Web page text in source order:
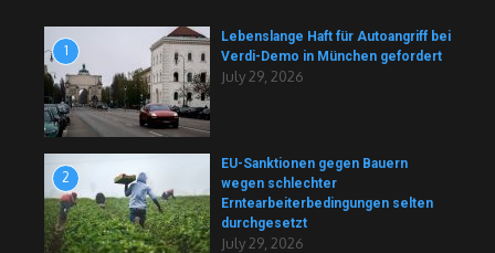
1
Lebenslange Haft für Autoangriff bei
Verdi-Demo in München gefordert
July 29, 2026
2
EU-Sanktionen gegen Bauern
wegen schlechter
Erntearbeiterbedingungen selten
durchgesetzt
July 29, 2026